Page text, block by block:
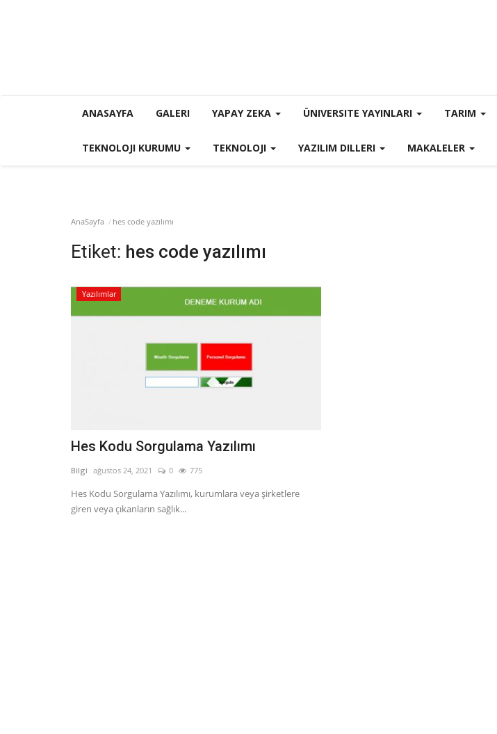
ANASAYFA GALERI YAPAY ZEKA ÜNIVERSITE YAYINLARI TARIM
TEKNOLOJI KURUMU TEKNOLOJI YAZILIM DILLERI MAKALELER
AnaSayfa hes code yazılımı
Etiket: hes code yazılımı
Yazılımlar
Hes Kodu Sorgulama Yazılımı
Bilgi ağustos 24, 2021 0 775
Hes Kodu Sorgulama Yazılımı, kurumlara veya şirketlere
giren veya çıkanların sağlık...